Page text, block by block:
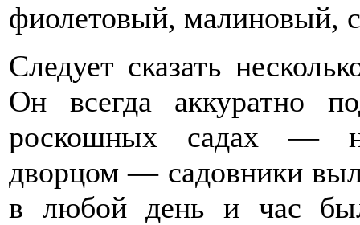
фиолетовый, малиновый,
Следует сказать
Он всегда аккуратно
роскошных садах —
дворцом — садовники
в любой день и час